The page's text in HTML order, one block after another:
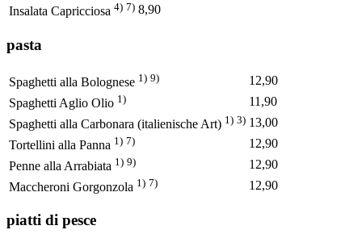
Insalata Capricciosa 4) 7) 8,90
pasta
Spaghetti alla Bolognese 1) 9)
12,90
Spaghetti Aglio Olio 1)
11,90
Spaghetti alla Carbonara (italienische Art) 1) 3) 13,00
Tortellini alla Panna 1) 7)
12,90
Penne alla Arrabiata 1) 9)
12,90
Maccheroni Gorgonzola 1) 7) 12,90
piatti di pesce